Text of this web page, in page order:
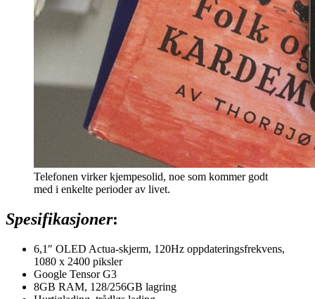
Telefonen virker kjempesolid, noe som kommer godt
med i enkelte perioder av livet.
Spesifikasjoner:
6,1″ OLED Actua-skjerm, 120Hz oppdateringsfrekvens,
1080 x 2400 piksler
Google Tensor G3
8GB RAM, 128/256GB lagring